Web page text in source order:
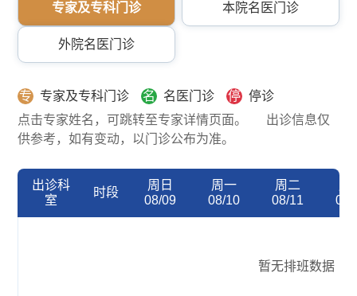
专家及专科门诊 本院名医门诊
外院名医门诊
专 专家及专科门诊 名 名医门诊 停 停诊
点击专家姓名，可跳转至专家详情页面。 出诊信息仅
供参考，如有变动，以门诊公布为准。
出诊科
室
时段
周日
08/09
周一
08/10
周二
08/11
08/
暂无排班数据